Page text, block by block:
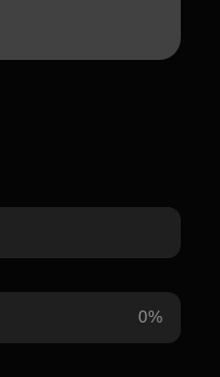
0%